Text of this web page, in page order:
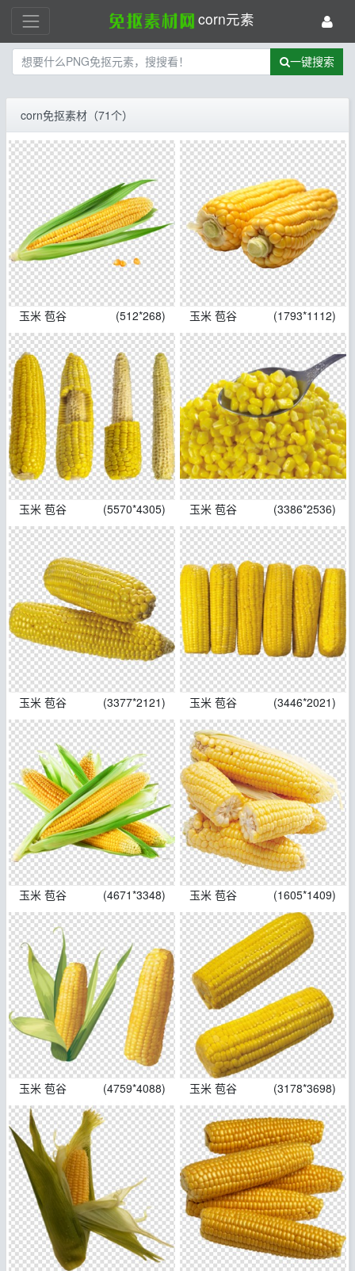
corn元素
一键搜索
corn免抠素材（71个）
玉米 苞谷 (512*268) 玉米 苞谷 (1793*1112)
玉米 苞谷 (5570*4305) 玉米 苞谷 (3386*2536)
玉米 苞谷 (3377*2121) 玉米 苞谷 (3446*2021)
玉米 苞谷 (4671*3348) 玉米 苞谷 (1605*1409)
玉米 苞谷 (4759*4088) 玉米 苞谷 (3178*3698)